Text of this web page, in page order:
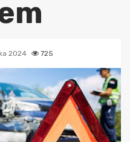
2024 725